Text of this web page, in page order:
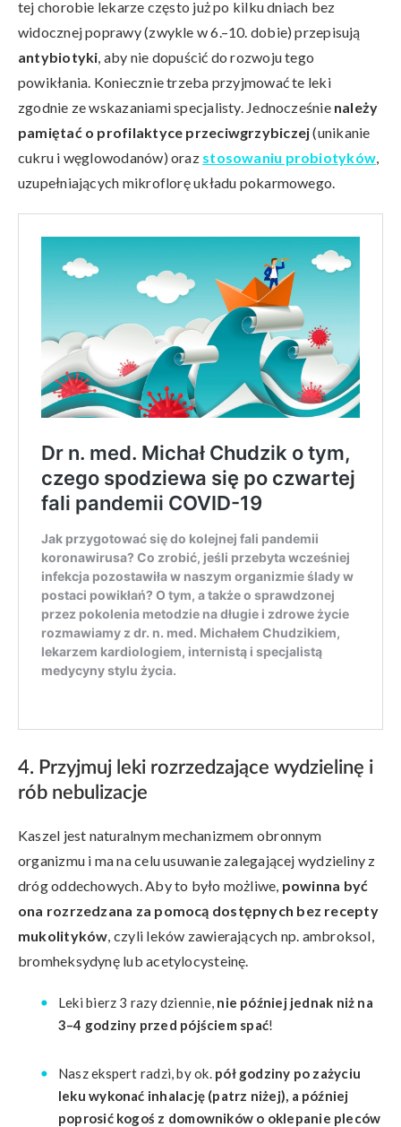
tej chorobie lekarze często już po kilku dniach bez
widocznej poprawy (zwykle w 6.–10. dobie) przepisują
antybiotyki, aby nie dopuścić do rozwoju tego
powikłania. Koniecznie trzeba przyjmować te leki
zgodnie ze wskazaniami specjalisty. Jednocześnie należy
pamiętać o profilaktyce przeciwgrzybiczej(unikanie
cukru i węglowodanów) oraz stosowaniu probiotyków,
uzupełniających mikroflorę układu pokarmowego.
4. Przyjmuj leki rozrzedzające wydzielinę i
rób nebulizacje
Kaszel jest naturalnym mechanizmem obronnym
organizmu i ma na celu usuwanie zalegającej wydzieliny z
dróg oddechowych. Aby to było możliwe, powinna być
ona rozrzedzana za pomocą dostępnych bez recepty
mukolityków, czyli leków zawierających np. ambroksol,
bromheksydynę lub acetylocysteinę.
Leki bierz 3 razy dziennie, nie później jednak niż na
3–4 godziny przed pójściem spać!
Nasz ekspert radzi, by ok. pół godziny po zażyciu
leku wykonać inhalację (patrz niżej), a później
poprosić kogoś z domowników o oklepanie pleców